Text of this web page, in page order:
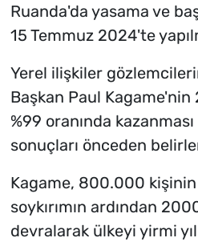
Ruanda'da yasama ve
15 Temmuz 2024'te
Yerel ilişkiler
Başkan Paul
%99 oranında
sonuçları önceden
Kagame, 800.000
soykırımın ardından
devralarak ülkeyi yirmi